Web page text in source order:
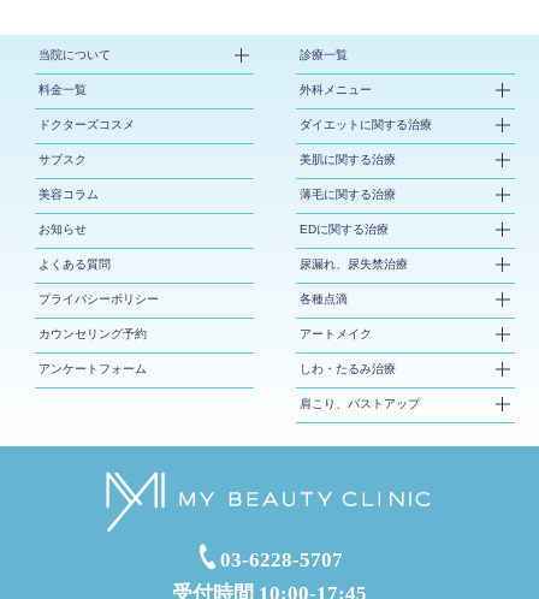
当院について
料金一覧
ドクターズコスメ
サブスク
美容コラム
お知らせ
よくある質問
プライバシーポリシー
カウンセリング予約
アンケートフォーム
診療一覧
外科メニュー
ダイエットに関する治療
美肌に関する治療
薄毛に関する治療
EDに関する治療
尿漏れ、尿失禁治療
各種点滴
アートメイク
しわ・たるみ治療
肩こり、バストアップ
03-6228-5707
受付時間 10:00-17:45